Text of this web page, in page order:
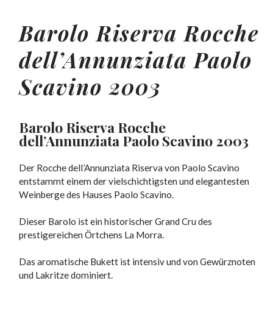
Barolo Riserva Rocche
dell’Annunziata Paolo
Scavino 2003
Barolo Riserva Rocche
dell’Annunziata Paolo Scavino 2003
Der Rocche dell’Annunziata Riserva von Paolo Scavino
entstammt einem der vielschichtigsten und elegantesten
Weinberge des Hauses Paolo Scavino.
Dieser Barolo ist ein historischer Grand Cru des
prestigereichen Örtchens La Morra.
Das aromatische Bukett ist intensiv und von Gewürznoten
und Lakritze dominiert.